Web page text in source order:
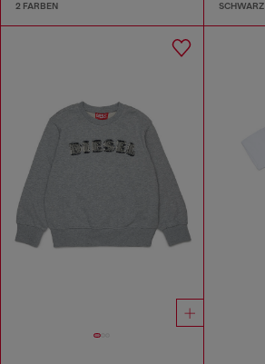
2 FARBEN SCHWARZ